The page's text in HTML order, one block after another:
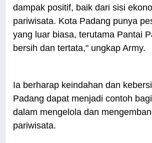
dampak positif, baik dari sisi
pariwisata. Kota Padang punya
yang luar biasa, terutama Pantai
bersih dan tertata," ungkap Army.
Ia berharap keindahan dan
Padang dapat menjadi contoh
dalam mengelola dan
pariwisata.